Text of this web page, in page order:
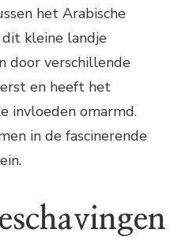
het Arabische
dit kleine landje
door verschillende
en heeft het
invloeden omarmd.
in de fascinerende